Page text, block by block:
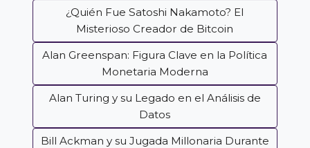
¿Quién Fue Satoshi Nakamoto? El
Misterioso Creador de Bitcoin
Alan Greenspan: Figura Clave en la Política
Monetaria Moderna
Alan Turing y su Legado en el Análisis de
Datos
Bill Ackman y su Jugada Millonaria Durante